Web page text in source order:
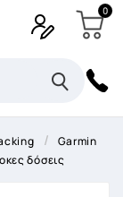
0
Garmin
δόσεις
×